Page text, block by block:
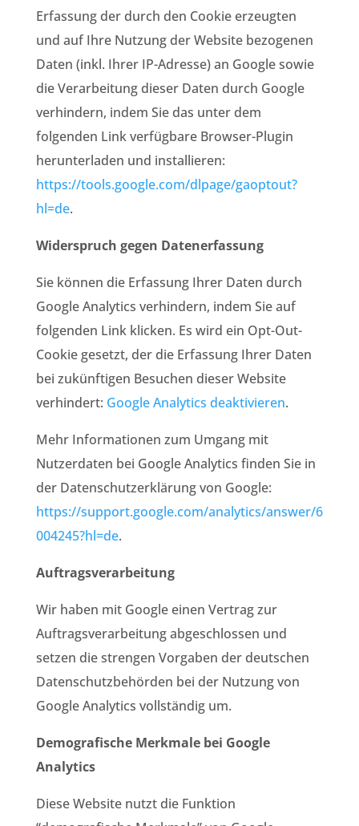
Erfassung der durch den Cookie erzeugten
und auf Ihre Nutzung der Website bezogenen
Daten (inkl. Ihrer IP-Adresse) an Google sowie
die Verarbeitung dieser Daten durch Google
verhindern, indem Sie das unter dem
folgenden Link verfügbare Browser-Plugin
herunterladen und installieren:
https://tools.google.com/dlpage/gaoptout?
hl=de.
Widerspruch gegen Datenerfassung
Sie können die Erfassung Ihrer Daten durch
Google Analytics verhindern, indem Sie auf
folgenden Link klicken. Es wird ein Opt-Out-
Cookie gesetzt, der die Erfassung Ihrer Daten
bei zukünftigen Besuchen dieser Website
verhindert: Google Analytics deaktivieren.
Mehr Informationen zum Umgang mit
Nutzerdaten bei Google Analytics finden Sie in
der Datenschutzerklärung von Google:
https://support.google.com/analytics/answer/6
004245?hl=de.
Auftragsverarbeitung
Wir haben mit Google einen Vertrag zur
Auftragsverarbeitung abgeschlossen und
setzen die strengen Vorgaben der deutschen
Datenschutzbehörden bei der Nutzung von
Google Analytics vollständig um.
Demografische Merkmale bei Google
Analytics
Diese Website nutzt die Funktion